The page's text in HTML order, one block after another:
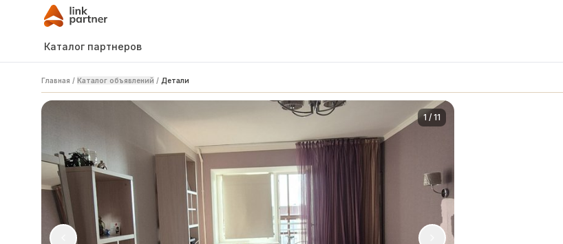
Каталог партнеров
Главная / Каталог объявлений / Детали
1 / 11